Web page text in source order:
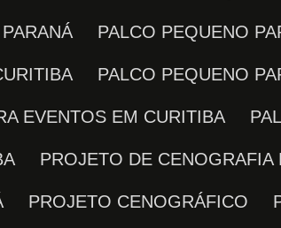
PALCO PEQUENO
PALCO PEQUENO
EVENTOS EM CURITIBA
PROJETO DE
PROJETO CENOGRÁFICO